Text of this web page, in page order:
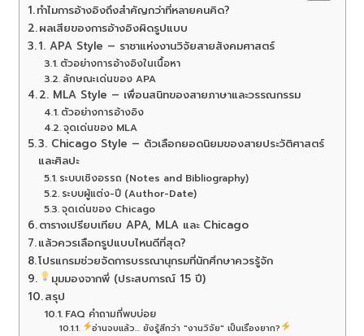
ทำไมการอ้างอิงถึงสำคัญกว่าที่หลายคนคิด?
ผลเสียของการอ้างอิงผิดรูปแบบ
1. APA Style – ราชาแห่งงานวิจัยสายสังคมศาสตร์
ตัวอย่างการอ้างอิงในเนื้อหา
ลักษณะเด่นของ APA
2. MLA Style – เพื่อนสนิทของสายภาษาและวรรณกรรม
ตัวอย่างการอ้างอิง
จุดเด่นของ MLA
3. Chicago Style – ตัวเลือกยอดนิยมของสายประวัติศาสตร์
และศิลปะ
ระบบเชิงอรรถ (Notes and Bibliography)
ระบบผู้แต่ง-ปี (Author-Date)
จุดเด่นของ Chicago
ตารางเปรียบเทียบ APA, MLA และ Chicago
แล้วควรเลือกรูปแบบไหนดีที่สุด?
โปรแกรมช่วยจัดการบรรณานุกรมที่นักศึกษาควรรู้จัก
มุมมองจากพี่ (ประสบการณ์ 15 ปี)
สรุป
FAQ คำถามที่พบบ่อย
อ่านจบแล้ว... ยังรู้สึกว่า "งานวิจัย" เป็นเรื่องยาก?